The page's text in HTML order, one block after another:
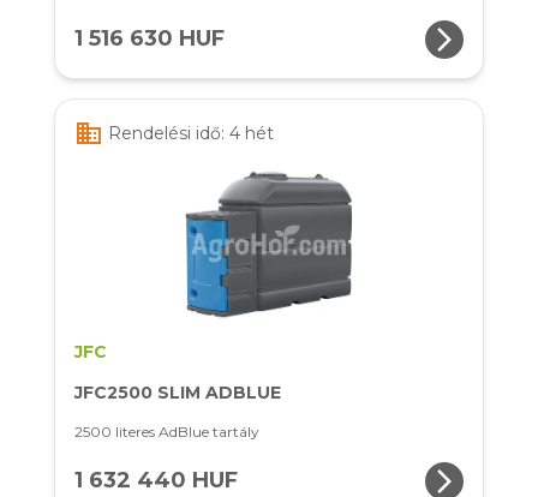
1 516 630 HUF arrow_forward_ios
business Rendelési idő: 4 hét
JFC
JFC2500 SLIM ADBLUE
2500 literes AdBlue tartály
1 632 440 HUF arrow_forward_ios